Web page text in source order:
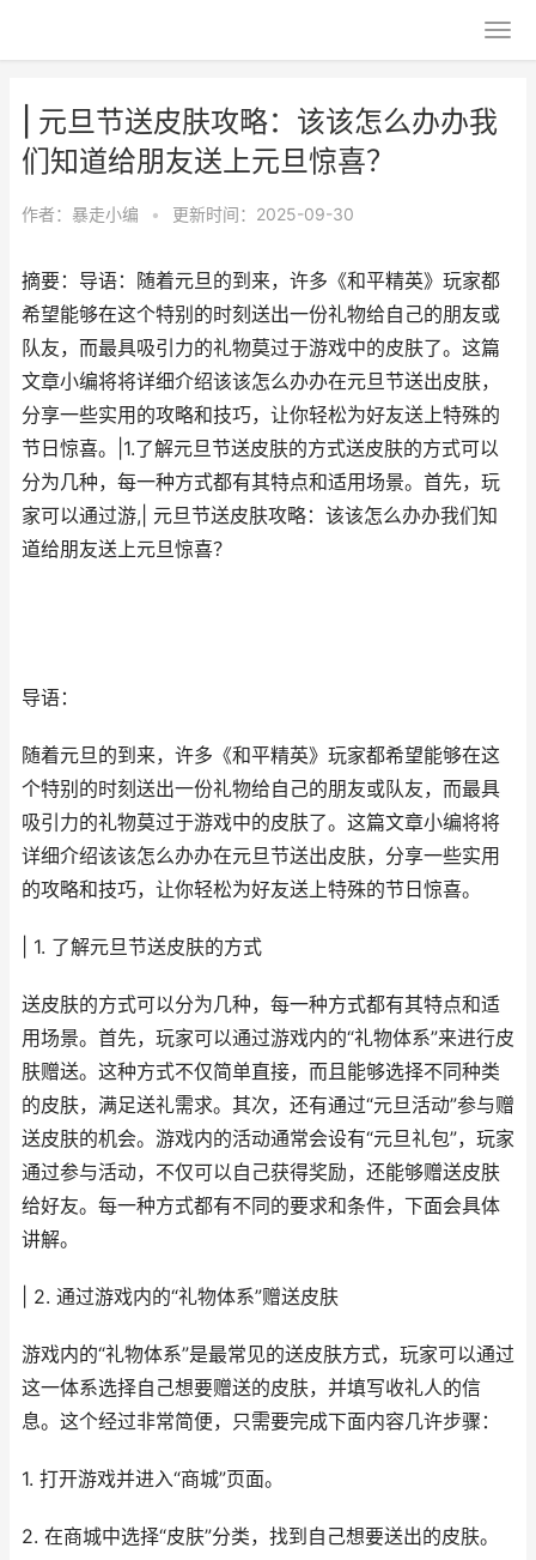
| 元旦节送皮肤攻略：该该怎么办办我
们知道给朋友送上元旦惊喜？
作者： 暴走小编 • 更新时间：2025-09-30
摘要：导语：随着元旦的到来，许多《和平精英》玩家都
希望能够在这个特别的时刻送出一份礼物给自己的朋友或
队友，而最具吸引力的礼物莫过于游戏中的皮肤了。这篇
文章小编将将详细介绍该该怎么办办在元旦节送出皮肤，
分享一些实用的攻略和技巧，让你轻松为好友送上特殊的
节日惊喜。|1.了解元旦节送皮肤的方式送皮肤的方式可以
分为几种，每一种方式都有其特点和适用场景。首先，玩
家可以通过游,| 元旦节送皮肤攻略：该该怎么办办我们知
道给朋友送上元旦惊喜？
导语：
随着元旦的到来，许多《和平精英》玩家都希望能够在这
个特别的时刻送出一份礼物给自己的朋友或队友，而最具
吸引力的礼物莫过于游戏中的皮肤了。这篇文章小编将将
详细介绍该该怎么办办在元旦节送出皮肤，分享一些实用
的攻略和技巧，让你轻松为好友送上特殊的节日惊喜。
| 1. 了解元旦节送皮肤的方式
送皮肤的方式可以分为几种，每一种方式都有其特点和适
用场景。首先，玩家可以通过游戏内的“礼物体系”来进行皮
肤赠送。这种方式不仅简单直接，而且能够选择不同种类
的皮肤，满足送礼需求。其次，还有通过“元旦活动”参与赠
送皮肤的机会。游戏内的活动通常会设有“元旦礼包”，玩家
通过参与活动，不仅可以自己获得奖励，还能够赠送皮肤
给好友。每一种方式都有不同的要求和条件，下面会具体
讲解。
| 2. 通过游戏内的“礼物体系”赠送皮肤
游戏内的“礼物体系”是最常见的送皮肤方式，玩家可以通过
这一体系选择自己想要赠送的皮肤，并填写收礼人的信
息。这个经过非常简便，只需要完成下面内容几许步骤：
1. 打开游戏并进入“商城”页面。
2. 在商城中选择“皮肤”分类，找到自己想要送出的皮肤。